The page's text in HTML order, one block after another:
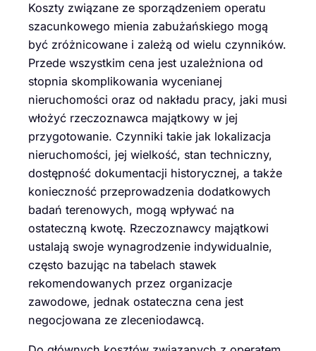
Koszty związane ze sporządzeniem operatu
szacunkowego mienia zabużańskiego mogą
być zróżnicowane i zależą od wielu czynników.
Przede wszystkim cena jest uzależniona od
stopnia skomplikowania wycenianej
nieruchomości oraz od nakładu pracy, jaki musi
włożyć rzeczoznawca majątkowy w jej
przygotowanie. Czynniki takie jak lokalizacja
nieruchomości, jej wielkość, stan techniczny,
dostępność dokumentacji historycznej, a także
konieczność przeprowadzenia dodatkowych
badań terenowych, mogą wpływać na
ostateczną kwotę. Rzeczoznawcy majątkowi
ustalają swoje wynagrodzenie indywidualnie,
często bazując na tabelach stawek
rekomendowanych przez organizacje
zawodowe, jednak ostateczna cena jest
negocjowana ze zleceniodawcą.